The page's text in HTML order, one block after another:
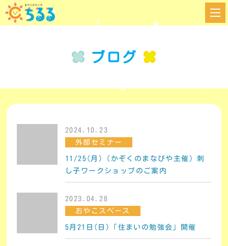
ブログ
2024.10.23
外部セミナー
11/25(月)（かぞくのまなびや主催）刺
し子ワークショップのご案内
2023.04.28
おやこスペース
5月21日(日)「住まいの勉強会」開催